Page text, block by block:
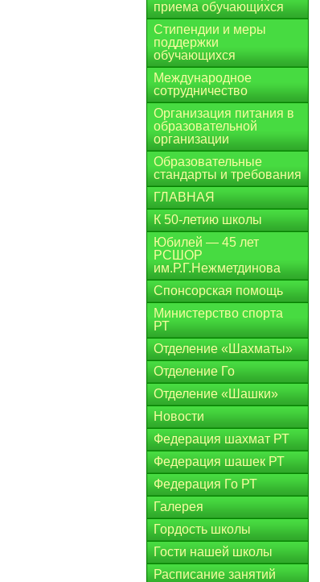
приема обучающихся
Стипендии и меры
поддержки
обучающихся
Международное
сотрудничество
Организация питания в
образовательной
организации
Образовательные
стандарты и требования
ГЛАВНАЯ
К 50-летию школы
Юбилей — 45 лет
РСШОР
им.Р.Г.Нежметдинова
Спонсорская помощь
Министерство спорта
РТ
Отделение «Шахматы»
Отделение Го
Отделение «Шашки»
Новости
Федерация шахмат РТ
Федерация шашек РТ
Федерация Го РТ
Галерея
Гордость школы
Гости нашей школы
Расписание занятий